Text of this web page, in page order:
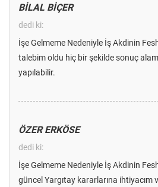
BİLAL BİÇER
dedi ki:
İşe Gelmeme Nedeniyle İş Akdinin
talebim oldu hiç bir şekilde sonuç
yapılabilir.
ÖZER ERKÖSE
dedi ki:
İşe Gelmeme Nedeniyle İş Akdinin
güncel Yargıtay kararlarına ihtiyacım